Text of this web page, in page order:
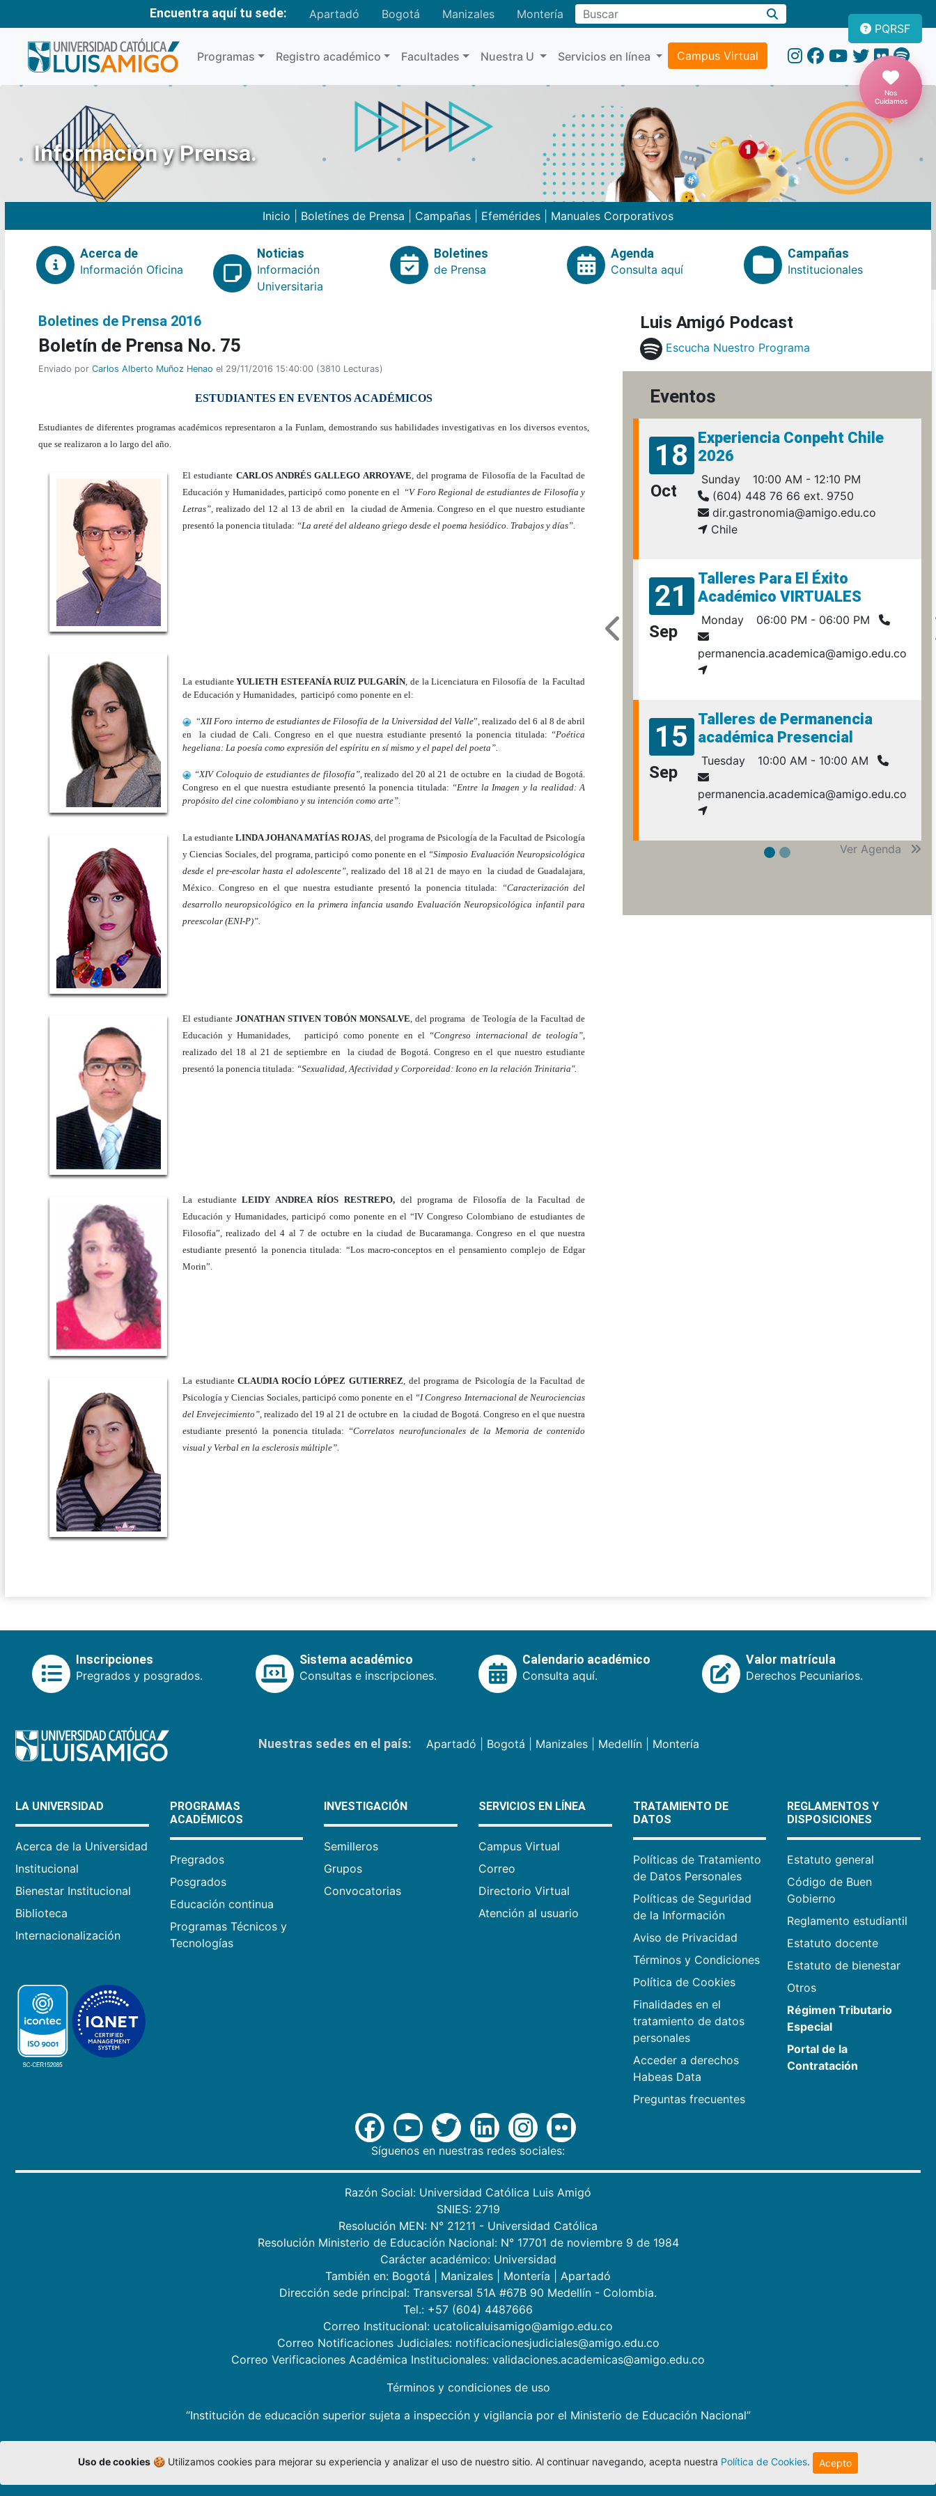
Encuentra aquí tu sede: Apartadó Bogotá Manizales MonteríaBuscar
Programas Registro académico Facultades Nuestra U Servicios en línea Campus Virtual
PQRSF
Nos
Cuidamos
Información y Prensa.
Inicio Boletínes de Prensa Campañas Efemérides Manuales Corporativos
Acerca de
Información Oficina
Noticias
Información
Universitaria
Boletines
de Prensa
Agenda
Consulta aquí
Campañas
Institucionales
Boletines de Prensa 2016
Boletí­n de Prensa No. 75
Enviado por Carlos Alberto Muñoz Henao el 29/11/2016 15:40:00 (3810 Lecturas)
ESTUDIANTES EN EVENTOS ACADÉMICOS
Estudiantes de diferentes programas académicos representaron a la Funlam, demostrando sus habilidades investigativas en los diversos eventos,
que se realizaron a lo largo del año.
El estudiante CARLOS ANDRÉS GALLEGO ARROYAVE, del programa de Filosofía de la Facultad de
Educación y Humanidades, participó como ponente en el “V Foro Regional de estudiantes de Filosofía y
Letras”, realizado del 12 al 13 de abril en la ciudad de Armenia. Congreso en el que nuestro estudiante
presentó la ponencia titulada: “La areté del aldeano griego desde el poema hesiódico. Trabajos y días”.
La estudianteYULIETH ESTEFANÍA RUIZ PULGARÍN, de la Licenciatura en Filosofía de la Facultad
de Educación y Humanidades, participó como ponente en el:
“XII Foro interno de estudiantes de Filosofía de la Universidad del Valle”, realizado del 6 al 8 de abril
en la ciudad de Cali. Congreso en el que nuestra estudiante presentó la ponencia titulada: “Poética
hegeliana: La poesía como expresión del espíritu en sí mismo y el papel del poeta”.
“XIV Coloquio de estudiantes de filosofía”,realizado del 20 al 21 de octubre en la ciudad de Bogotá.
Congreso en el que nuestra estudiante presentó la ponencia titulada: “Entre la Imagen y la realidad: A
propósito del cine colombiano y su intención como arte”.
La estudiante LINDA JOHANA MATÍAS ROJAS, del programa de Psicología de la Facultad de Psicología
y Ciencias Sociales, del programa, participó como ponente en el “Simposio Evaluación Neuropsicológica
desde el pre-escolar hasta el adolescente”, realizado del 18 al 21 de mayo en la ciudad de Guadalajara,
México. Congreso en el que nuestra estudiante presentó la ponencia titulada:
“Caracterización del
desarrollo neuropsicológico en la primera infancia usando Evaluación Neuropsicológica infantil para
preescolar (ENI-P)”.
El estudiante JONATHAN STIVEN TOBÓN MONSALVE, del programa de Teología de la Facultad de
Educación y Humanidades, participó como ponente en el “Congreso internacional de teología”,
realizado del 18 al 21 de septiembre en la ciudad de Bogotá. Congreso en el que nuestro estudiante
presentó la ponencia titulada: “Sexualidad, Afectividad y Corporeidad: Icono en la relación Trinitaria".
La estudianteLEIDY ANDREA RÍOS RESTREPO, del programa de Filosofía de la Facultad de
Educación y Humanidades, participó como ponente en el “IV Congreso Colombiano de estudiantes de
Filosofía”, realizado del 4 al 7 de octubre en la ciudad de Bucaramanga. Congreso en el que nuestra
estudiante presentó la ponencia titulada: “Los macro-conceptos en el pensamiento complejo de Edgar
Morin”.
La estudianteCLAUDIA ROCÍO LÓPEZ GUTIERREZ, del programa de Psicología de la Facultad de
Psicología y Ciencias Sociales, participó como ponente en el “I Congreso Internacional de Neurociencias
del Envejecimiento”, realizado del 19 al 21 de octubre en la ciudad de Bogotá. Congreso en el que nuestra
estudiante presentó la ponencia titulada: “Correlatos neurofuncionales de la Memoria de contenido
visual y Verbal en la esclerosis múltiple”.
Luis Amigó Podcast
Escucha Nuestro Programa
Eventos
18
Oct
Experiencia Conpeht Chile
2026
Sunday
10:00 AM - 12:10 PM
(604) 448 76 66 ext. 9750
dir.gastronomia@amigo.edu.co
Chile
21
Sep
Talleres Para El Éxito
Académico VIRTUALES
Monday 06:00 PM - 06:00 PM
permanencia.academica@amigo.edu.co
15
Sep
Talleres de Permanencia
académica Presencial
Tuesday 10:00 AM - 10:00 AM
permanencia.academica@amigo.edu.co
Ver Agenda
Inscripciones
Pregrados y posgrados.
Sistema académico
Consultas e inscripciones.
Calendario académico
Consulta aquí.
Valor matrícula
Derechos Pecuniarios.
Nuestras sedes en el país: Apartadó Bogotá Manizales| Medellín| Montería
LA UNIVERSIDAD
Acerca de la Universidad
Institucional
Bienestar Institucional
Biblioteca
Internacionalización
PROGRAMAS
ACADÉMICOS
Pregrados
Posgrados
Educación continua
Programas Técnicos y
Tecnologías
INVESTIGACIÓN
Semilleros
Grupos
Convocatorias
SERVICIOS EN LÍNEA
Campus Virtual
Correo
Directorio Virtual
Atención al usuario
TRATAMIENTO DE
DATOS
Políticas de Tratamiento
de Datos Personales
Políticas de Seguridad
de la Información
Aviso de Privacidad
Términos y Condiciones
Política de Cookies
Finalidades en el
tratamiento de datos
personales
Acceder a derechos
Habeas Data
Preguntas frecuentes
REGLAMENTOS Y
DISPOSICIONES
Estatuto general
Código de Buen
Gobierno
Reglamento estudiantil
Estatuto docente
Estatuto de bienestar
Otros
Régimen Tributario
Especial
Portal de la
Contratación
Síguenos en nuestras redes sociales:
Razón Social: Universidad Católica Luis Amigó
SNIES: 2719
Resolución MEN: N° 21211 - Universidad Católica
Resolución Ministerio de Educación Nacional: N° 17701 de noviembre 9 de 1984
Carácter académico: Universidad
También en: Bogotá Manizales Montería
Apartadó
Dirección sede principal: Transversal 51A #67B 90 Medellín - Colombia.
Tel.: +57 (604) 4487666
Correo Institucional: ucatolicaluisamigo@amigo.edu.co
Correo Notificaciones Judiciales: notificacionesjudiciales@amigo.edu.co
Correo Verificaciones Académica Institucionales: validaciones.academicas@amigo.edu.co
Términos y condiciones de uso
“Institución de educación superior sujeta a inspección y vigilancia por el Ministerio de Educación Nacional”
Uso de cookies 🍪 Utilizamos cookies para mejorar su experiencia y analizar el uso de nuestro sitio. Al continuar navegando, acepta nuestra Política de Cookies. Acepto